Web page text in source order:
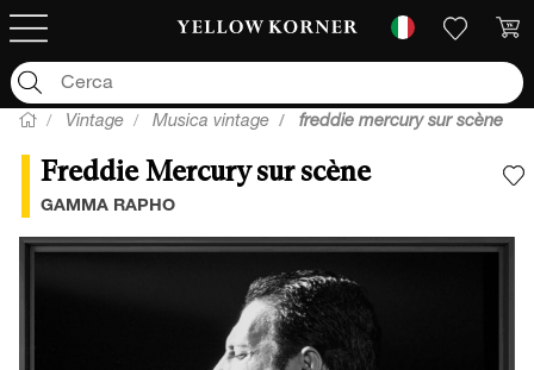
Vintage Musica vintage freddie mercury sur scène
Freddie Mercury sur scène
GAMMA RAPHO